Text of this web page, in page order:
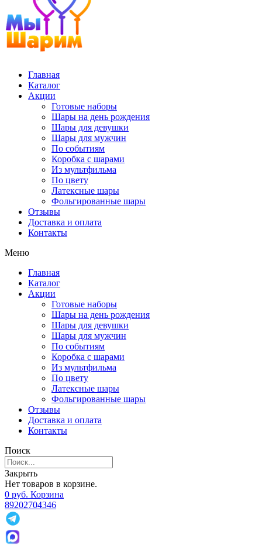
Главная
Каталог
Акции
Готовые наборы
Шары на день рождения
Шары для девушки
Шары для мужчин
По событиям
Коробка с шарами
Из мультфильма
По цвету
Латексные шары
Фольгированные шары
Отзывы
Доставка и оплата
Контакты
Меню
Главная
Каталог
Акции
Готовые наборы
Шары на день рождения
Шары для девушки
Шары для мужчин
По событиям
Коробка с шарами
Из мультфильма
По цвету
Латексные шары
Фольгированные шары
Отзывы
Доставка и оплата
Контакты
Поиск
Закрыть
Нет товаров в корзине.
0 руб. Корзина
89202704346